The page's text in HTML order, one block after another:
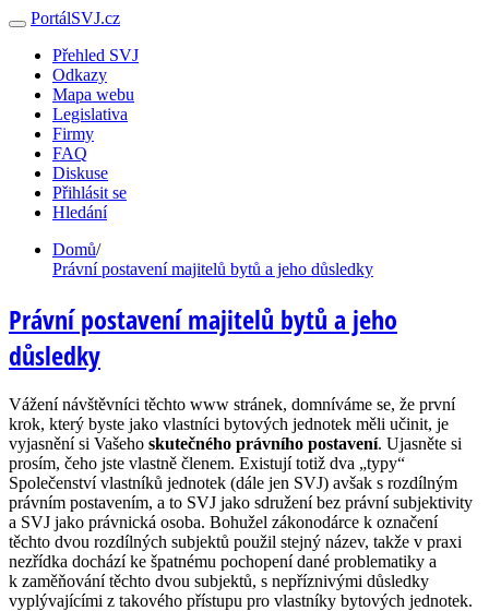
PortálSVJ.cz
Přehled SVJ
Odkazy
Mapa webu
Legislativa
Firmy
FAQ
Diskuse
Přihlásit se
Hledání
Domů/
Právní postavení majitelů bytů a jeho důsledky
Právní postavení majitelů bytů a jeho
důsledky
Vážení návštěvníci těchto www stránek, domníváme se, že první
krok, který byste jako vlastníci bytových jednotek měli učinit, je
vyjasnění si Vašeho skutečného právního postavení. Ujasněte si
prosím, čeho jste vlastně členem. Existují totiž dva „typy“
Společenství vlastníků jednotek (dále jen SVJ) avšak s rozdílným
právním postavením, a to SVJ jako sdružení bez právní subjektivity
a SVJ jako právnická osoba. Bohužel zákonodárce k označení
těchto dvou rozdílných subjektů použil stejný název, takže v praxi
nezřídka dochází ke špatnému pochopení dané problematiky a
k zaměňování těchto dvou subjektů, s nepříznivými důsledky
vyplývajícími z takového přístupu pro vlastníky bytových jednotek.